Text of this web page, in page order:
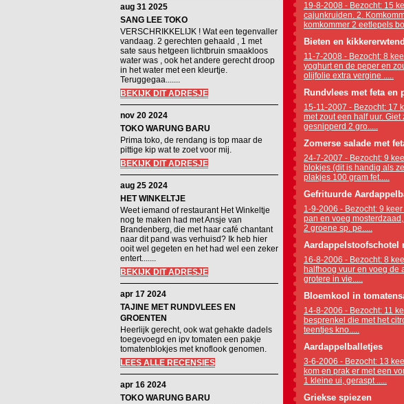
aug 31 2025
SANG LEE TOKO
VERSCHRIKKELIJK ! Wat een tegenvaller
vandaag. 2 gerechten gehaald , 1 met
sate saus hetgeen lichtbruin smaakloos
water was , ook het andere gerecht droop
in het water met een kleurtje.
Teruggegaa.......
BEKIJK DIT ADRESJE
nov 20 2024
TOKO WARUNG BARU
Prima toko, de rendang is top maar de
pittige kip wat te zoet voor mij.
BEKIJK DIT ADRESJE
aug 25 2024
HET WINKELTJE
Weet iemand of restaurant Het Winkeltje
nog te maken had met Ansje van
Brandenberg, die met haar café chantant
naar dit pand was verhuisd? Ik heb hier
ooit wel gegeten en het had wel een zeker
entert.......
BEKIJK DIT ADRESJE
apr 17 2024
TAJINE MET RUNDVLEES EN
GROENTEN
Heerlijk gerecht, ook wat gehakte dadels
toegevoegd en ipv tomaten een pakje
tomatenblokjes met knoflook genomen.
LEES ALLE RECENSIES
apr 16 2024
TOKO WARUNG BARU
19-8-2008 - Bezocht: 15
cajunkruiden. 2.
komkommer 2 eetlepels
Bieten en
11-7-2008 - Bezocht: 8
yoghurt en de peper en
olijfolie extra vergine .....
Rundvlees met feta en
15-11-2007 - Bezocht: 17
met zout een half uur.
gesnipperd 2 gro.....
Zomerse salade met
24-7-2007 - Bezocht: 9
blokjes (dit is handig als
plakjes 100 gram fet.....
Gefrituurde
1-9-2006 - Bezocht: 9
pan en voeg
2 groene sp. pe.....
Aardappelstoofschotel
16-8-2006 - Bezocht: 8
halfhoog vuur en voeg de
grotere in vie.....
Bloemkool in
14-8-2006 - Bezocht: 11
besprenkel die met het
teentjes kno.....
Aardappelballetjes
3-6-2006 - Bezocht: 13
kom en prak er met een
1 kleine ui, geraspt .....
Griekse spiezen